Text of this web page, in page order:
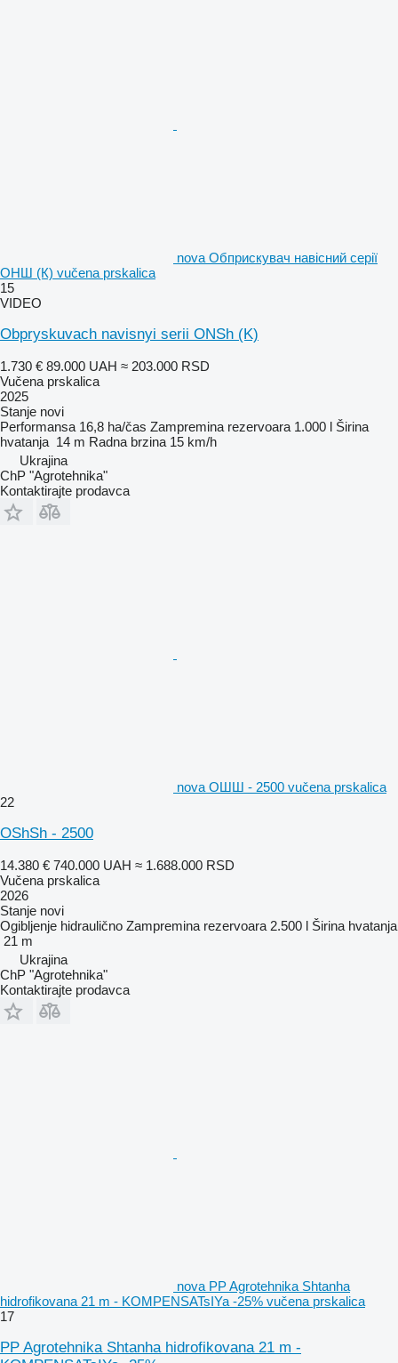
nova Обприскувач навісний серії
ОНШ (К) vučena prskalica
15
VIDEO
Obpryskuvach navisnyi serii ONSh (K)
1.730 € 89.000 UAH ≈ 203.000 RSD
Vučena prskalica
2025
Stanje novi
Performansa 16,8 ha/čas Zampremina rezervoara 1.000 l Širina
hvatanja 14 m Radna brzina 15 km/h
Ukrajina
ChP "Agrotehnika"
Kontaktirajte prodavca
nova ОШШ - 2500 vučena prskalica
22
OShSh - 2500
14.380 € 740.000 UAH ≈ 1.688.000 RSD
Vučena prskalica
2026
Stanje novi
Ogibljenje hidraulično Zampremina rezervoara 2.500 l Širina hvatanja
21 m
Ukrajina
ChP "Agrotehnika"
Kontaktirajte prodavca
nova PP Agrotehnika Shtanha
hidrofikovana 21 m - KOMPENSATsIYa -25% vučena prskalica
17
PP Agrotehnika Shtanha hidrofikovana 21 m -